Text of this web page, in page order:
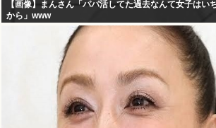
【画像】まんさん「パパ活してた過去なんて女子はい
から」www